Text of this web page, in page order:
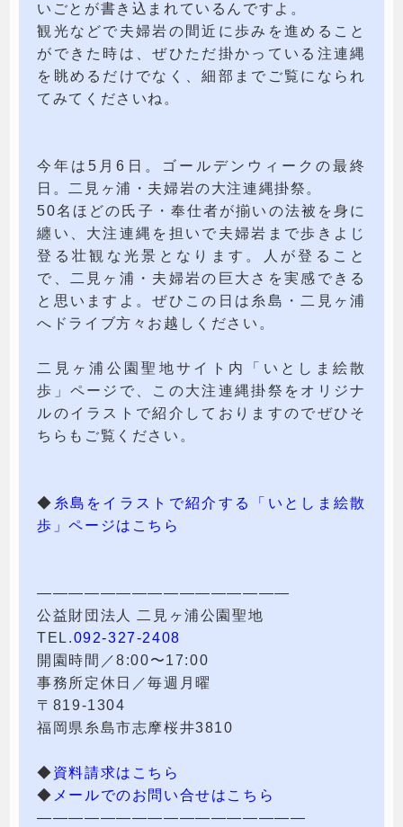
いごとが書き込まれているんですよ。
観光などで夫婦岩の間近に歩みを進めること
ができた時は、ぜひただ掛かっている注連縄
を眺めるだけでなく、細部までご覧になられ
てみてくださいね。
今年は5月6日。ゴールデンウィークの最終
日。二見ヶ浦・夫婦岩の大注連縄掛祭。
50名ほどの氏子・奉仕者が揃いの法被を身に
纏い、大注連縄を担いで夫婦岩まで歩きよじ
登る壮観な光景となります。人が登ること
で、二見ヶ浦・夫婦岩の巨大さを実感できる
と思いますよ。ぜひこの日は糸島・二見ヶ浦
へドライブ方々お越しください。
二見ヶ浦公園聖地サイト内「いとしま絵散
歩」ページで、この大注連縄掛祭をオリジナ
ルのイラストで紹介しておりますのでぜひそ
ちらもご覧ください。
◆ 糸島をイラストで紹介する「いとしま絵散
歩」ページはこちら
————————————————
公益財団法人 二見ヶ浦公園聖地
TEL.092-327-2408
開園時間／8:00〜17:00
事務所定休日／毎週月曜
〒819-1304
福岡県糸島市志摩桜井3810
◆資料請求はこちら
◆ メールでのお問い合せはこちら
—————————————————